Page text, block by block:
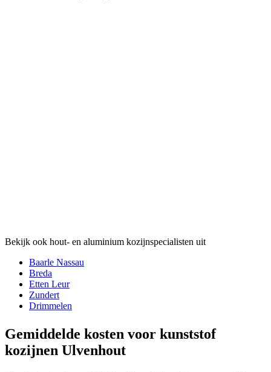
Bekijk ook hout- en aluminium kozijnspecialisten uit
Baarle Nassau
Breda
Etten Leur
Zundert
Drimmelen
Gemiddelde kosten voor kunststof
kozijnen Ulvenhout